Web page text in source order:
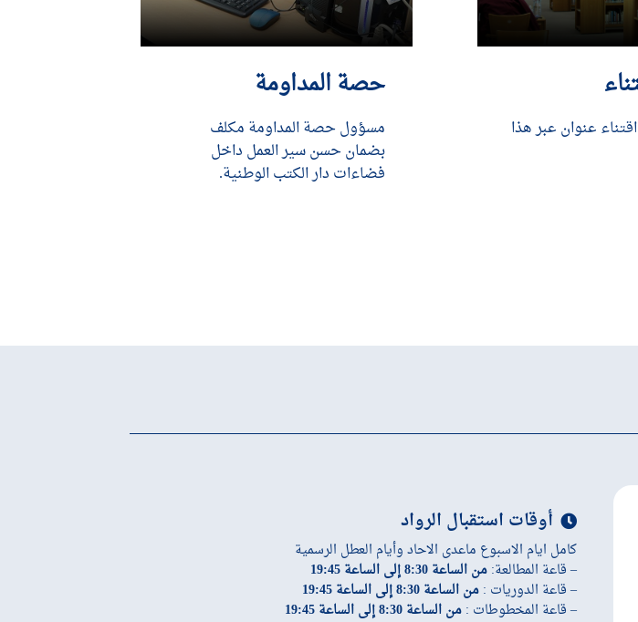
عنوان عبر هذا
حصة المداومة
مسؤول حصة المداومة مكلف
بضمان حسن سير العمل داخل
فضاءات دار الكتب الوطنية.
أوقات استقبال الرواد
كامل ايام الاسبوع ماعدى الاحاد وأيام العطل الرسمية
– قاعة المطالعة:من الساعة 8:30 إلى الساعة 19:45
– قاعة الدوريات :من الساعة 8:30 إلى الساعة 19:45
– قاعة المخطوطات :من الساعة 8:30 إلى الساعة 19:45